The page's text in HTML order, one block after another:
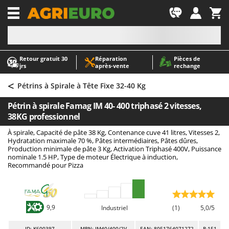
Retour gratuit 30
jrs
Réparation
après‑vente
Pièces de
rechange
-1
A
Abris de jardin
Accessoires pour tracteurs tondeuses autoportés
Aérateurs Scarificateurs pour gazon
Arracheuses de pommes de terre pour tracteur
Aspirateurs - Balais Électriques
Aspirateurs à cendres
Aspirateurs à feuilles sur roues
Aspirateurs Multifonctions
Atomiseurs agricoles pour tracteurs
A
AgriEuro Premium
AgriEuro TOP-LINE
AGT
Aima
Airmec
AL-KO
Alce
Alpina
< Pétrins à Spirale à Tête Fixe 32-40 Kg
Pétrin à spirale Famag IM 40- 400 triphasé 2 vitesses,
38KG professionnel
À spirale, Capacité de pâte 38 Kg, Contenance cuve 41 litres, Vitesses 2,
Hydratation maximale 70 %, Pâtes intermédiaires, Pâtes dûres,
Production minimale de pâte 3 Kg, Activation Triphasé 400V, Puissance
nominale 1.5 HP, Type de moteur Électrique à induction,
Recommandé pour Pizza
9,9 Industriel (1) 5,0/5